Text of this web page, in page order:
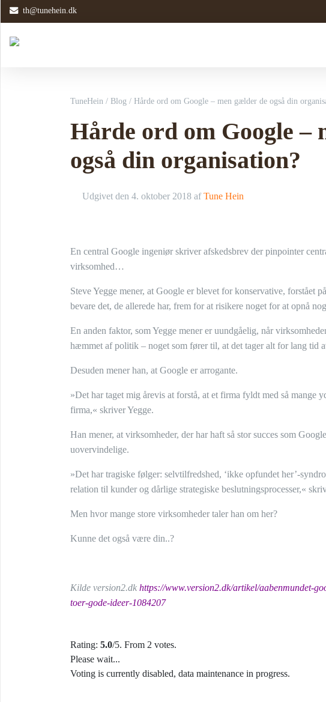
th@tunehein.dk
TuneHein / Blog / Hårde ord om Google – men gælder de også din
Hårde ord om Google –
også din organisation?
Udgivet den 4. oktober 2018 af Tune Hein
En central Google ingeniør skriver afskedsbrev der pinpointer
virksomhed…
Steve Yegge mener, at Google er blevet for konservative, forstået
bevare det, de allerede har, frem for at risikere noget for at opnå
En anden faktor, som Yegge mener er uundgåelig, når
hæmmet af politik – noget som fører til, at det tager alt for lang tid
Desuden mener han, at Google er arrogante.
»Det har taget mig årevis at forstå, at et firma fyldt med så mange
firma,« skriver Yegge.
Han mener, at virksomheder, der har haft så stor succes som
uovervindelige.
»Det har tragiske følger: selvtilfredshed, ‘ikke opfundet her’-
relation til kunder og dårlige strategiske beslutningsprocesser,«
Men hvor mange store virksomheder taler han om her?
Kunne det også være din..?
Kilde version2.dk https://www.version2.dk/artikel/aabenmundet-
toer-gode-ideer-1084207
Rating: 5.0/5. From 2 votes.
Please wait...
Voting is currently disabled, data maintenance in progress.